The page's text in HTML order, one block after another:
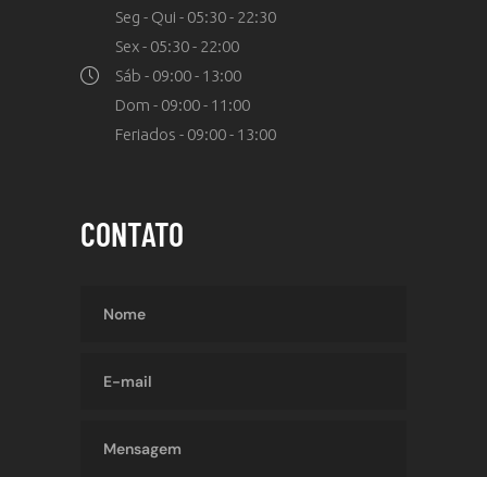
Seg - Qui - 05:30 - 22:30
Sex - 05:30 - 22:00
Sáb - 09:00 - 13:00
Dom - 09:00 - 11:00
Feriados - 09:00 - 13:00
CONTATO